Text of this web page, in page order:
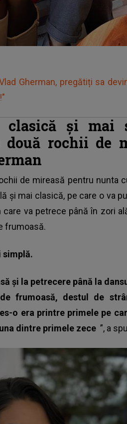
Gherman, pregătiți sa
clasică și mai
două rochii de
de mireasă pentru nunta
și mai clasică, pe care o va
va petrece până în zori
frumoasă.
simplă.
și la petrecere până la
frumoasă, destul de
o era printre primele pe
dintre primele zece ”, a